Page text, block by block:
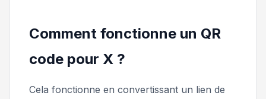
Comment fonctionne un QR
code pour X ?
Cela fonctionne en convertissant un lien de